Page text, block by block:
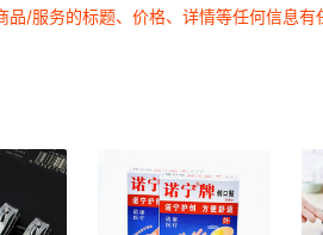
/服务的标题、价格、详情等任何信息